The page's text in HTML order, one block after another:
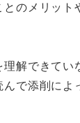
のメリット
解できて
で添削によ